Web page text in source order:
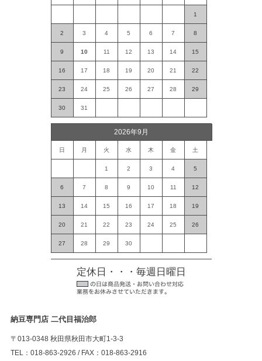
1
2 3 4 5 6 7 8
9 10 11 12 13 14 15
16 17 18 19 20 21 22
23 24 25 26 27 28 29
30 31
2026年9月
日 月 火 水 木 金 土
1 2 3 4 5
6 7 8 9 10 11 12
13 14 15 16 17 18 19
20 21 22 23 24 25 26
27 28 29 30
定休日・・・毎週日曜日
納豆専門店 二代目福治郎
〒013-0348 秋田県秋田市大町1-3-3
TEL：018-863-2926 / FAX：018-863-2916